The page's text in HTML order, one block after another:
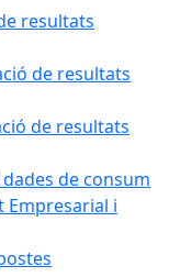
resultats
de resultats
de resultats
de consum
Empresarial i